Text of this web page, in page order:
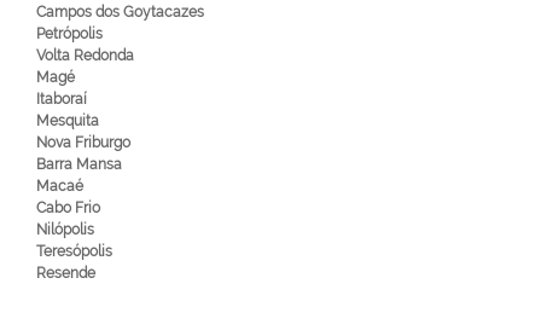
Campos dos Goytacazes
Petrópolis
Volta Redonda
Magé
Itaboraí
Mesquita
Nova Friburgo
Barra Mansa
Macaé
Cabo Frio
Nilópolis
Teresópolis
Resende